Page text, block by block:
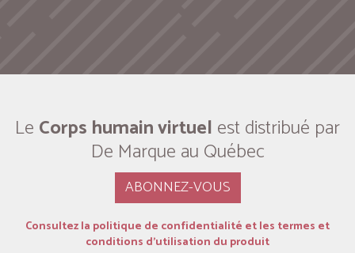
Le Corps humain virtuel est distribué par
De Marque au Québec
ABONNEZ-VOUS
Consultez la politique de confidentialité et les termes et
conditions d’utilisation du produit